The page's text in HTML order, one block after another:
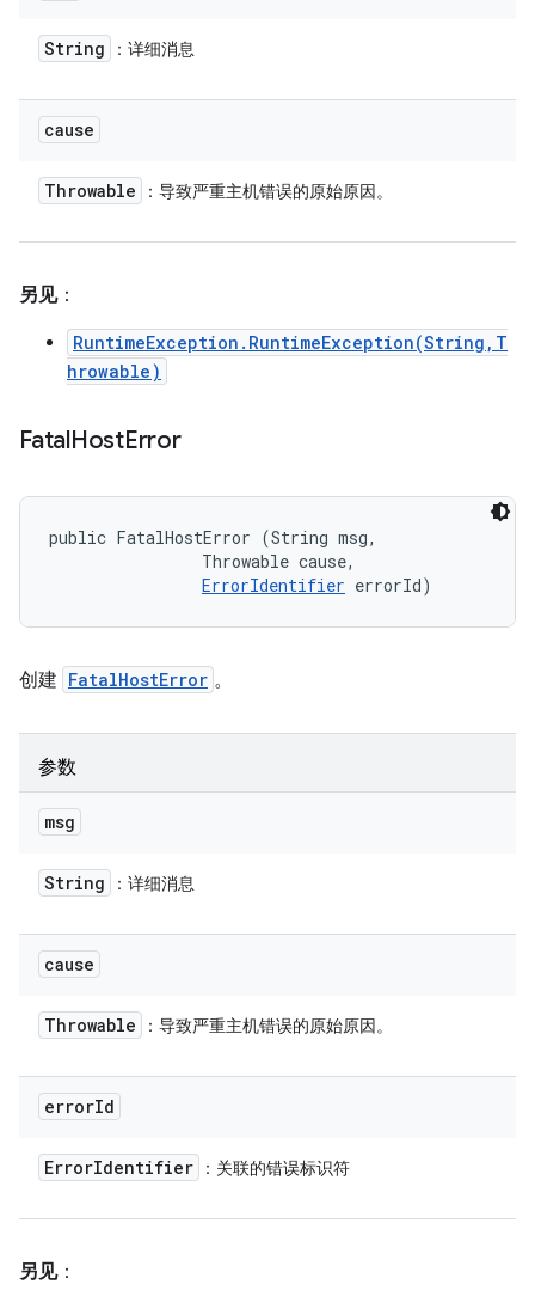
String ：详细消息
cause
Throwable ：导致严重主机错误的原始原因。
另见：
RuntimeException.RuntimeException(String,T
hrowable)
FatalHostError
public FatalHostError (String msg,
                Throwable cause,
ErrorIdentifier errorId)
创建 FatalHostError 。
参数
msg
String ：详细消息
cause
Throwable ：导致严重主机错误的原始原因。
errorId
ErrorIdentifier ：关联的错误标识符
另见：